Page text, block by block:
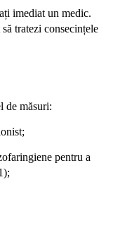
imediat un medic.
tratezi consecințele
de măsuri:
pentru a